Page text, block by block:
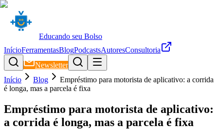
Educando seu Bolso
InícioFerramentasBlogPodcastsAutoresConsultoria
Newsletter
Início
Blog
Empréstimo para motorista de aplicativo: a corrida
é longa, mas a parcela é fixa
Empréstimo para motorista de aplicativo:
a corrida é longa, mas a parcela é fixa